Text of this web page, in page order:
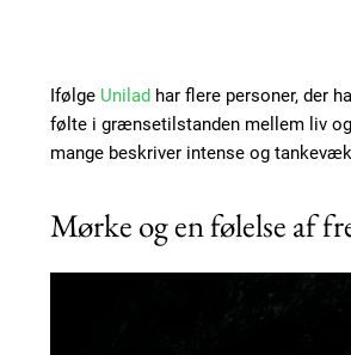
Ifølge Unilad har flere personer, der
følte i grænsetilstanden mellem liv
mange beskriver intense og
Mørke og en følelse af